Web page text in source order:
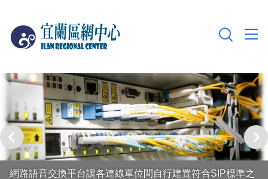
主
容
本中心擁有2座60KVA不斷電系統與500加侖油箱之600KW
網路語音交換平台讓各連線單位間自行建置符合SIP標準之